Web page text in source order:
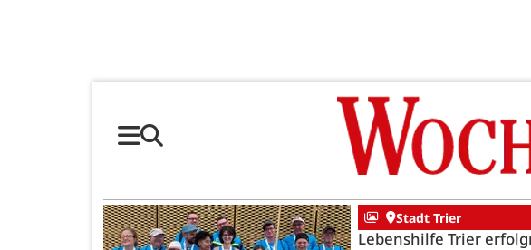
Stadt Trier
Lebenshilfe Trier